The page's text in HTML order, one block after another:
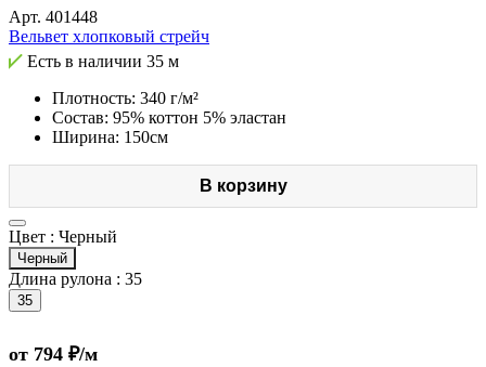
Арт. 401448
Вельвет хлопковый стрейч
Есть в наличии 35 м
Плотность: 340 г/м²
Состав: 95% коттон 5% эластан
Ширина: 150см
В корзину
Цвет : Черный
Черный
Длина рулона : 35
35
от 794 ₽/м